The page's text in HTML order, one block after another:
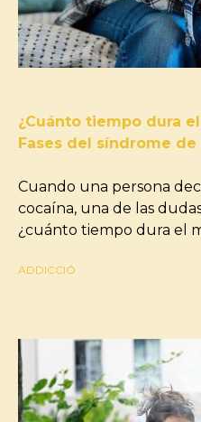
¿Cuánto tiempo dura
Fases del síndrome
Cuando una persona
cocaína, una de las
¿cuánto tiempo dura el
ADDICCIÓ